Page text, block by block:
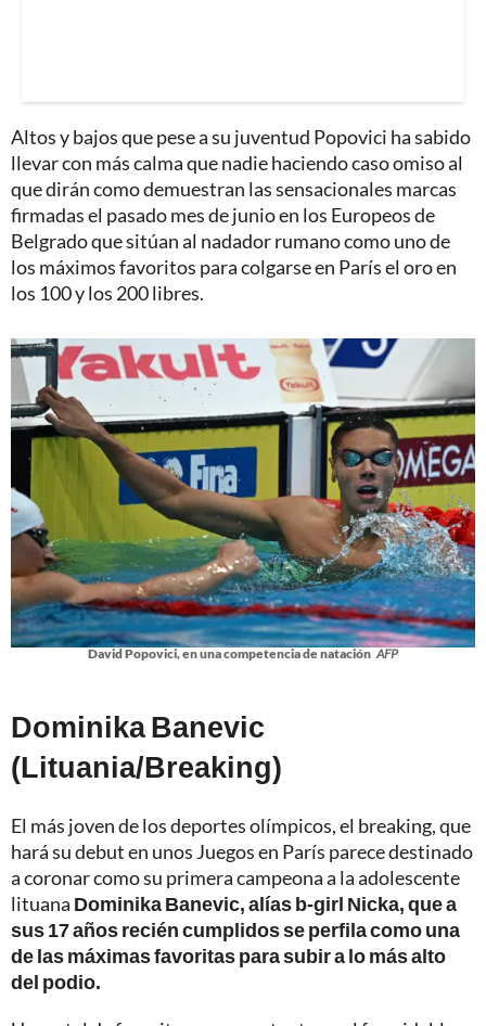
Altos y bajos que pese a su juventud Popovici ha sabido
llevar con más calma que nadie haciendo caso omiso al
que dirán como demuestran las sensacionales marcas
firmadas el pasado mes de junio en los Europeos de
Belgrado que sitúan al nadador rumano como uno de
los máximos favoritos para colgarse en París el oro en
los 100 y los 200 libres.
David Popovici, en una competencia de natación AFP
Dominika Banevic
(Lituania/Breaking)
El más joven de los deportes olímpicos, el breaking, que
hará su debut en unos Juegos en París parece destinado
a coronar como su primera campeona a la adolescente
lituana Dominika Banevic, alías b-girl Nicka, que a
sus 17 años recién cumplidos se perfila como una
de las máximas favoritas para subir a lo más alto
del podio.